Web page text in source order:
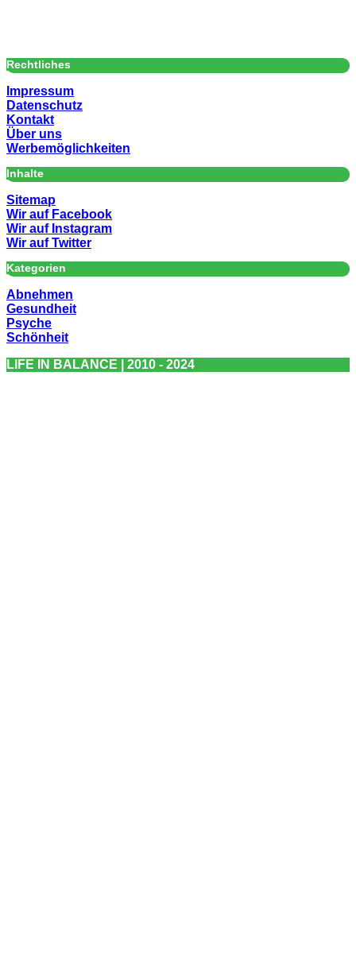
Rechtliches
Impressum
Datenschutz
Kontakt
Über uns
Werbemöglichkeiten
Inhalte
Sitemap
Wir auf Facebook
Wir auf Instagram
Wir auf Twitter
Kategorien
Abnehmen
Gesundheit
Psyche
Schönheit
LIFE IN BALANCE | 2010 - 2024